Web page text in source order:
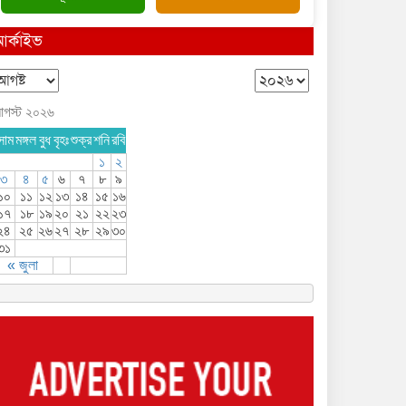
২০২৬
মঙ্গলবুধবৃহঃশুক্রশনিরবি
« জুলা
১
২
৩
৪ ৫ ৬ ৭ ৮
৯
১১ ১২ ১৩ ১৪ ১৫ ১৬
১৮ ১৯ ২০ ২১ ২২ ২৩
২৫ ২৬২৭ ২৮ ২৯৩০